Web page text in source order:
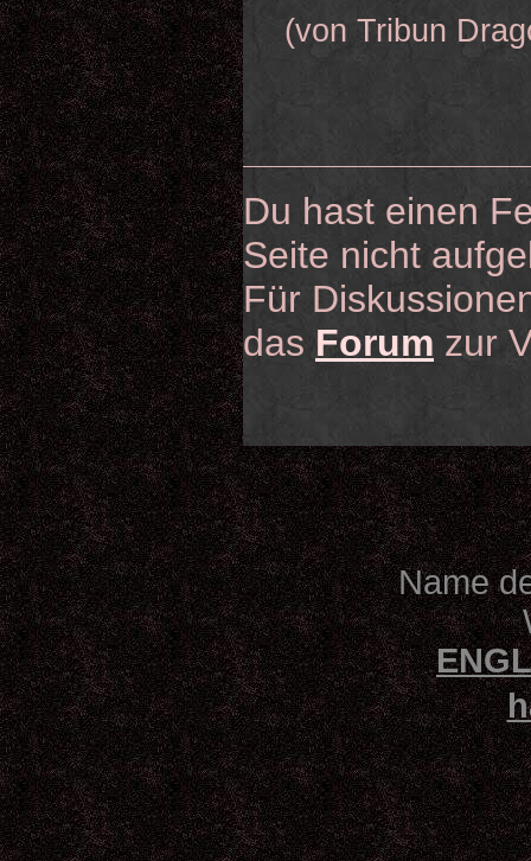
(von Tribun
Du hast einen
Seite nicht
Für
das Forum zur
Name